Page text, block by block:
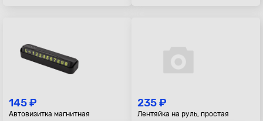
145 ₽
Автовизитка магнитная
235 ₽
Лентяйка на руль, простая